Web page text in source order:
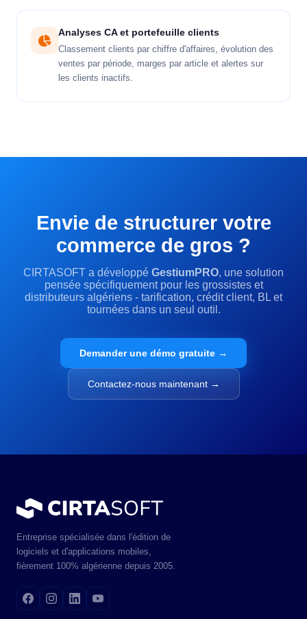
Analyses CA et portefeuille clients
Classement clients par chiffre d'affaires, évolution des
ventes par période, marges par article et alertes sur
les clients inactifs.
Envie de structurer votre
commerce de gros ?
CIRTASOFT a développé GestiumPRO, une solution
pensée spécifiquement pour les grossistes et
distributeurs algériens - tarification, crédit client, BL et
tournées dans un seul outil.
Demander une démo gratuite →
Contactez-nous maintenant →
Entreprise spécialisée dans l'édition de
logiciels et d'applications mobiles,
fièrement 100% algérienne depuis 2005.